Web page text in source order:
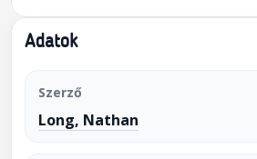
Adatok
Szerző
Long, Nathan